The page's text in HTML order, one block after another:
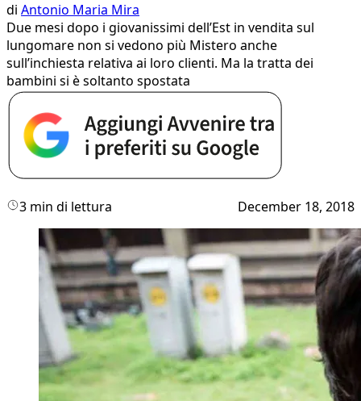
di Antonio Maria Mira
Due mesi dopo i giovanissimi dell’Est in vendita sul
lungomare non si vedono più Mistero anche
sull’inchiesta relativa ai loro clienti. Ma la tratta dei
bambini si è soltanto spostata
3 min di lettura December 18, 2018